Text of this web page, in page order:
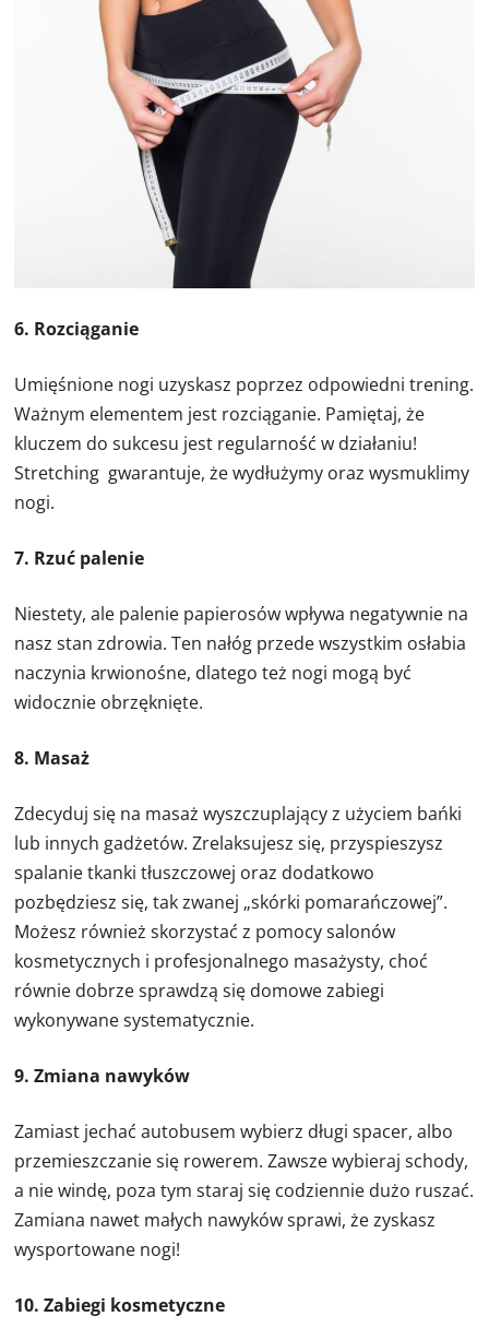
6. Rozciąganie
Umięśnione nogi uzyskasz poprzez odpowiedni trening.
Ważnym elementem jest rozciąganie. Pamiętaj, że
kluczem do sukcesu jest regularność w działaniu!
Stretching gwarantuje, że wydłużymy oraz wysmuklimy
nogi.
7. Rzuć palenie
Niestety, ale palenie papierosów wpływa negatywnie na
nasz stan zdrowia. Ten nałóg przede wszystkim osłabia
naczynia krwionośne, dlatego też nogi mogą być
widocznie obrzęknięte.
8. Masaż
Zdecyduj się na masaż wyszczuplający z użyciem bańki
lub innych gadżetów. Zrelaksujesz się, przyspieszysz
spalanie tkanki tłuszczowej oraz dodatkowo
pozbędziesz się, tak zwanej „skórki pomarańczowej”.
Możesz również skorzystać z pomocy salonów
kosmetycznych i profesjonalnego masażysty, choć
równie dobrze sprawdzą się domowe zabiegi
wykonywane systematycznie.
9. Zmiana nawyków
Zamiast jechać autobusem wybierz długi spacer, albo
przemieszczanie się rowerem. Zawsze wybieraj schody,
a nie windę, poza tym staraj się codziennie dużo ruszać.
Zamiana nawet małych nawyków sprawi, że zyskasz
wysportowane nogi!
10. Zabiegi kosmetyczne